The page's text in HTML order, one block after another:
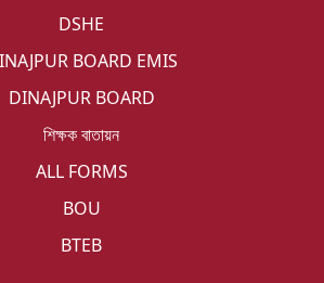
DSHE
BOARD EMIS
DINAJPUR BOARD
শিক্ষক বাতায়ন
ALL FORMS
BOU
BTEB